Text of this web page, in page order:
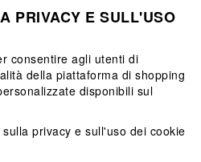
PRIVACY E SULL'USO
consentire agli utenti di
della piattaforma di shopping
disponibili sul
privacy e sull'uso dei cookie